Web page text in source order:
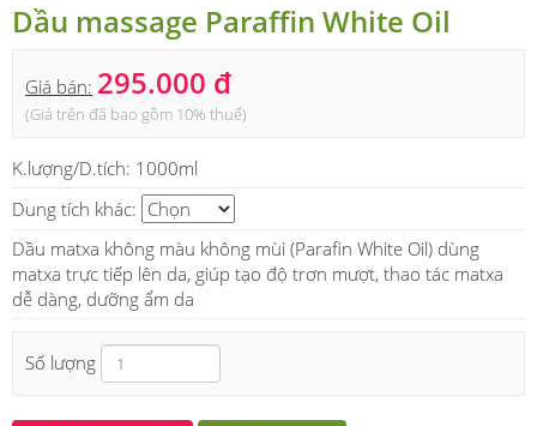
Dầu massage Paraffin White Oil
Giá bán: 295.000 đ
(Giá trên đã bao gồm 10% thuế)
K.lượng/D.tích: 1000ml
Dung tích khác:
Dầu matxa không màu không mùi (Parafin White Oil) dùng
matxa trực tiếp lên da, giúp tạo độ trơn mượt, thao tác matxa
dễ dàng, dưỡng ẩm da
Số lượng